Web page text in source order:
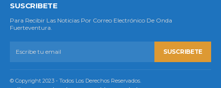
SUSCRIBETE
Para Recibir Las Noticias Por Correo Electrónico De Onda
Fuerteventura.
SUSCRIBETE
© Copyright 2023 - Todos Los Derechos Reservados.